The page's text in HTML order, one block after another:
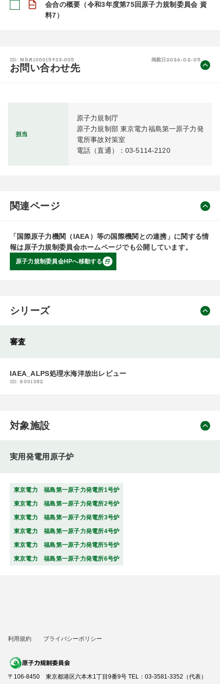
会合の概要（令和3年度第75回原子力規制委員会 資
料7）
ID: NRA100015933-005 掲載日 2026-02-05
お問い合わせ先
担当
原子力規制庁
原子力規制部 東京電力福島第一原子力発
電所事故対策室
電話（直通）：03-5114-2120
関連ページ
「国際原子力機関（IAEA）等の国際機関との連携」に関する情
報は原子力規制委員会ホームページでも公開しています。
原子力規制委員会HPへ移動する
シリーズ
審査
IAEA_ALPS処理水海洋放出レビュー
ID: S001382
対象施設
実用発電用原子炉
東京電力 福島第一原子力発電所1号炉
東京電力 福島第一原子力発電所2号炉
東京電力 福島第一原子力発電所3号炉
東京電力 福島第一原子力発電所4号炉
東京電力 福島第一原子力発電所5号炉
東京電力 福島第一原子力発電所6号炉
利用規約 プライバシーポリシー
〒106-8450 東京都港区六本木1丁目9番9号 TEL：03-3581-3352（代表）